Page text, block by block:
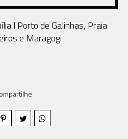
l Porto de Galinhas, Praia
e Maragogi